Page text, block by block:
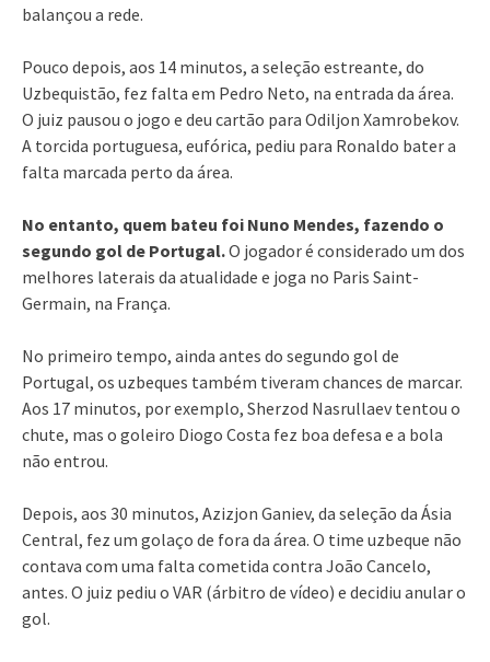
balançou a rede.
Pouco depois, aos 14 minutos, a seleção estreante, do
Uzbequistão, fez falta em Pedro Neto, na entrada da área.
O juiz pausou o jogo e deu cartão para Odiljon Xamrobekov.
A torcida portuguesa, eufórica, pediu para Ronaldo bater a
falta marcada perto da área.
No entanto, quem bateu foi Nuno Mendes, fazendo o
segundo gol de Portugal.O jogador é considerado um dos
melhores laterais da atualidade e joga no Paris Saint-
Germain, na França.
No primeiro tempo, ainda antes do segundo gol de
Portugal, os uzbeques também tiveram chances de marcar.
Aos 17 minutos, por exemplo, Sherzod Nasrullaev tentou o
chute, mas o goleiro Diogo Costa fez boa defesa e a bola
não entrou.
Depois, aos 30 minutos, Azizjon Ganiev, da seleção da Ásia
Central, fez um golaço de fora da área. O time uzbeque não
contava com uma falta cometida contra João Cancelo,
antes. O juiz pediu o VAR (árbitro de vídeo) e decidiu anular o
gol.